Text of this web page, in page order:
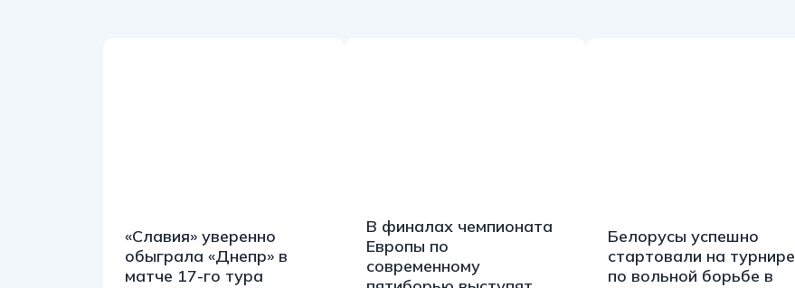
«Славия» уверенно
обыграла «Днепр» в
матче 17-го тура
В финалах чемпионата
Европы по
современному
Белорусы успешно
стартовали на турнире
по вольной борьбе в